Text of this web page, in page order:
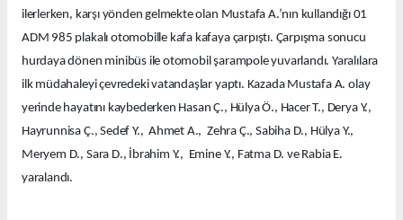
ilerlerken, karşı yönden gelmekte olan Mustafa A.’nın kullandığı 01
ADM 985 plakalı otomobille kafa kafaya çarpıştı. Çarpışma sonucu
hurdaya dönen minibüs ile otomobil şarampole yuvarlandı. Yaralılara
ilk müdahaleyi çevredeki vatandaşlar yaptı. Kazada Mustafa A. olay
yerinde hayatını kaybederken Hasan Ç., Hülya Ö., Hacer T., Derya Y.,
Hayrunnisa Ç., Sedef Y., Ahmet A., Zehra Ç., Sabiha D., Hülya Y.,
Meryem D., Sara D., İbrahim Y., Emine Y., Fatma D. ve Rabia E.
yaralandı.